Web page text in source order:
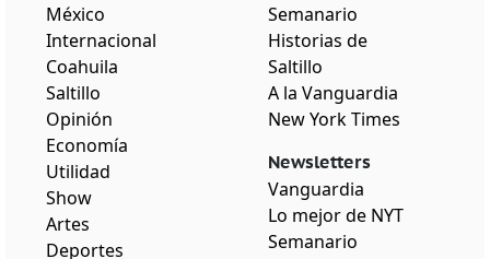
México
Internacional
Coahuila
Saltillo
Opinión
Economía
Utilidad
Show
Artes
Deportes
Semanario
Historias de
Saltillo
A la Vanguardia
New York Times
Newsletters
Vanguardia
Lo mejor de NYT
Semanario